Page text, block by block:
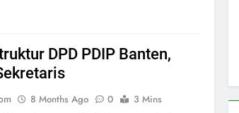
DPD PDIP Banten,
8 Months Ago 0
3 Mins